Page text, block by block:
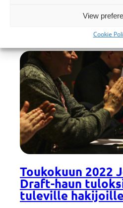
View
Cookie
Toukokuun 2022
Draft-haun
tuleville